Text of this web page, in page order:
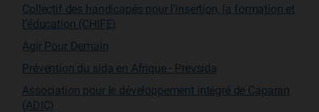
Collectif des handicapés pour l’insertion, la formation et
l’éducation (CHIFE)
Agir Pour Demain
Prévention du sida en Afrique - Prevsida
Association pour le développement intégré de Caparan
(ADIC)